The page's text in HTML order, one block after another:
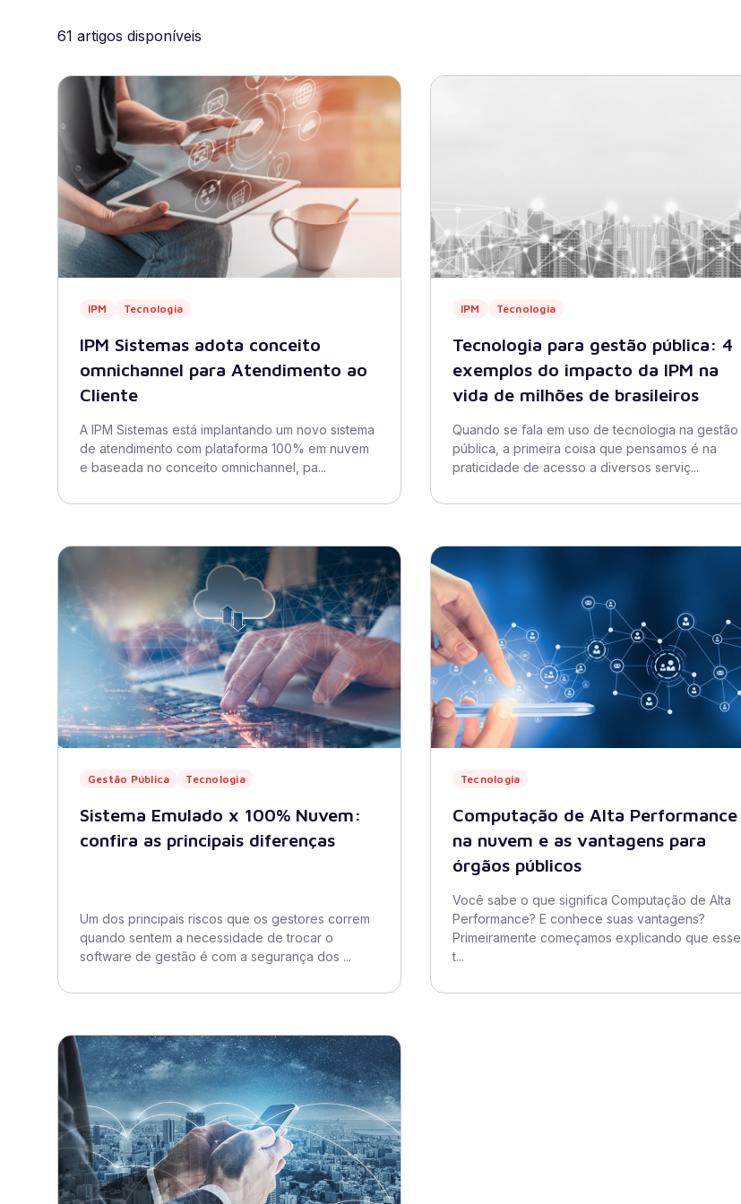
Contabilidade
61 artigos disponíveis
IPM Tecnologia
IPM Sistemas adota conceito
omnichannel para Atendimento ao
Cliente
A IPM Sistemas está implantando um novo sistema
de atendimento com plataforma 100% em nuvem
e baseada no conceito omnichannel, pa...
IPM Tecnologia
Tecnologia para gestão pública: 4
exemplos do impacto da IPM na
vida de milhões de brasileiros
Quando se fala em uso de tecnologia na gestão
pública, a primeira coisa que pensamos é na
praticidade de acesso a diversos serviç...
Gestão Pública Tecnologia
Sistema Emulado x 100% Nuvem:
confira as principais diferenças
Um dos principais riscos que os gestores correm
quando sentem a necessidade de trocar o
software de gestão é com a segurança dos ...
Tecnologia
Computação de Alta Performance
na nuvem e as vantagens para
órgãos públicos
Você sabe o que significa Computação de Alta
Performance? E conhece suas vantagens?
Primeiramente começamos explicando que esse
t...